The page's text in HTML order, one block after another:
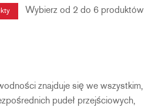
Wybierz od 2 do 6 produktów
znajduje się we wszystkim,
pudeł przejściowych,